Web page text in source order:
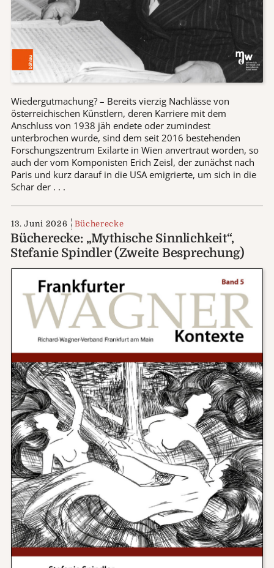
Wiedergutmachung? – Bereits vierzig Nachlässe von
österreichischen Künstlern, deren Karriere mit dem
Anschluss von 1938 jäh endete oder zumindest
unterbrochen wurde, sind dem seit 2016 bestehenden
Forschungszentrum Exilarte in Wien anvertraut worden, so
auch der vom Komponisten Erich Zeisl, der zunächst nach
Paris und kurz darauf in die USA emigrierte, um sich in die
Schar der . . .
13. Juni 2026 Bücherecke
Bücherecke: „Mythische Sinnlichkeit“,
Stefanie Spindler (Zweite Besprechung)